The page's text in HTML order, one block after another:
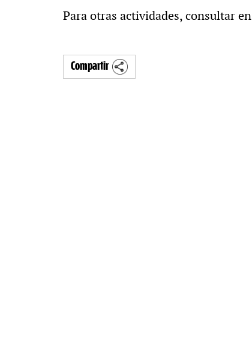
Para otras actividades, consultar en
Compartir